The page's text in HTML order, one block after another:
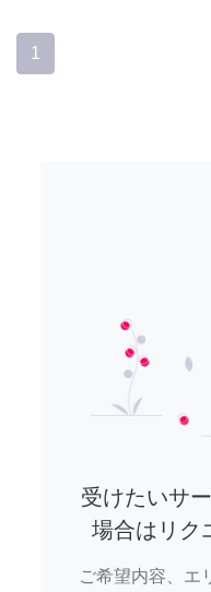
1
受けたいサ
場合はリク
ご希望内容、エ